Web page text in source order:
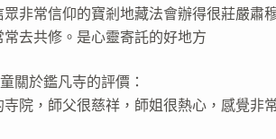
眾非常信仰的寶剎地藏法會辦得很莊嚴肅
常去共修。是心靈寄託的好地方
關於鑑凡寺的評價：
院，師父很慈祥，師姐很熱心，感覺非